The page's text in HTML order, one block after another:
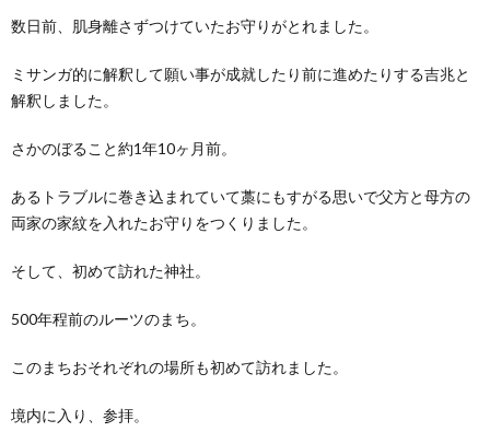
数日前、肌身離さずつけていたお守りがとれました。
ミサンガ的に解釈して願い事が成就したり前に進めたりする吉兆と
解釈しました。
さかのぼること約1年10ヶ月前。
あるトラブルに巻き込まれていて藁にもすがる思いで父方と母方の
両家の家紋を入れたお守りをつくりました。
そして、初めて訪れた神社。
500年程前のルーツのまち。
このまちおそれぞれの場所も初めて訪れました。
境内に入り、参拝。